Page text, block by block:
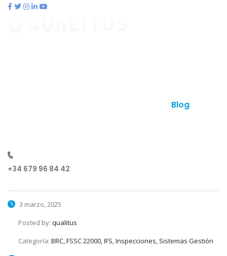
Blog
+34 679 96 84 42
3 marzo, 2025
Posted by: qualitus
Categoría: BRC, FSSC 22000, IFS, Inspecciones, Sistemas Gestión